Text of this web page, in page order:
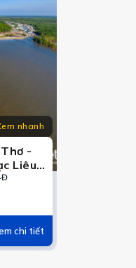
nhanh
-
Liêu-
chi tiết